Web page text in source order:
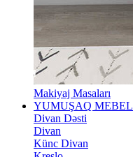
Makiyaj Masaları
YUMUŞAQ MEBEL
Divan Dəsti
Divan
Künc Divan